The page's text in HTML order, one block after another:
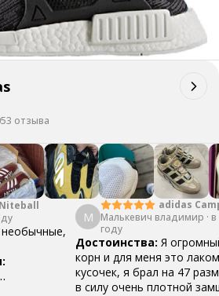
отзыва
необычные,
М
adidas
Малькевич владимир ·
году
Достоинства: Я
корн и для меня это
кусочек, я брал на 47
в силу очень плотной